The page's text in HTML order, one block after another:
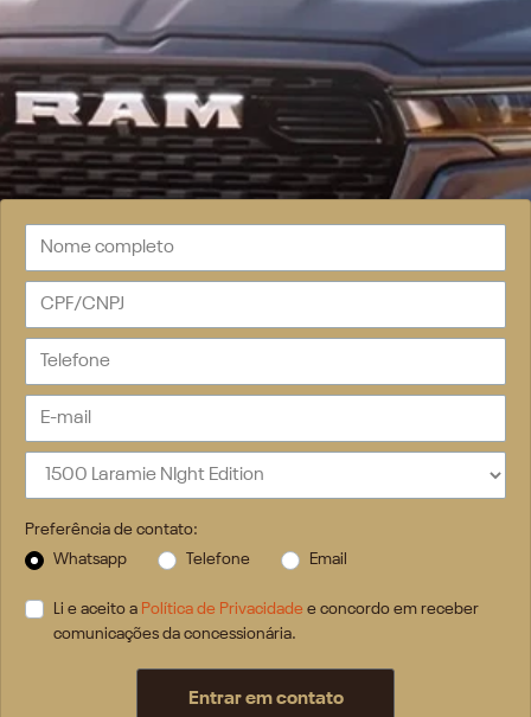
Preferência de contato:
Whatsapp
Telefone Email
Li e aceito a Política de Privacidade e concordo em receber
comunicações da concessionária.
Entrar em contato